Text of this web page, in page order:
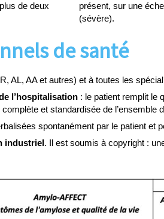
de deux
présent, sur une
(sévère).
de santé
AL, AA et autres) et à toutes les
l’hospitalisation : le patient remplit le
et standardisée de
spontanément par le patient
industriel. Il est soumis à copyright :